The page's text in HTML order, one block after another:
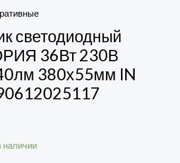
светодиодный
36Вт 230В
380х55мм IN
наличии